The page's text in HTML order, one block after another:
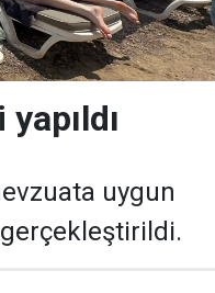
uygun
gerçekleştirildi.